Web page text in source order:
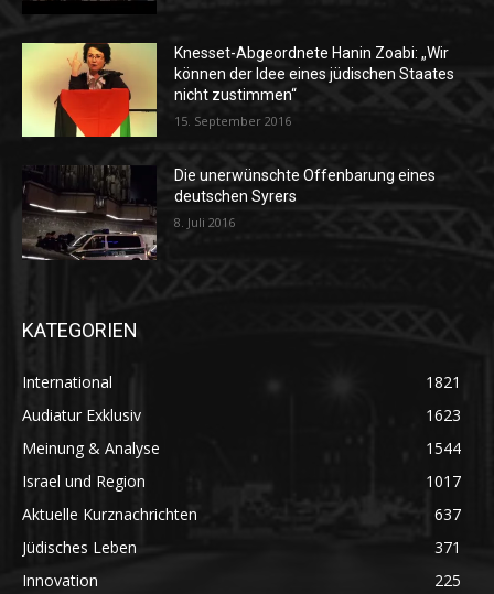
Knesset-Abgeordnete Hanin Zoabi: „Wir
können der Idee eines jüdischen Staates
nicht zustimmen“
15. September 2016
Die unerwünschte Offenbarung eines
deutschen Syrers
8. Juli 2016
KATEGORIEN
International
1821
Audiatur Exklusiv
1623
Meinung & Analyse
1544
Israel und Region
1017
Aktuelle Kurznachrichten
637
Jüdisches Leben
371
Innovation
225